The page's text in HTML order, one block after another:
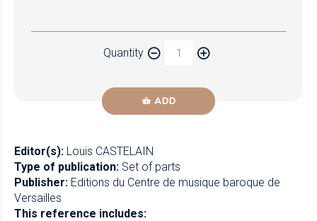
Quantity
ADD
Editor(s): Louis CASTELAIN
Type of publication: Set of parts
Publisher: Editions du Centre de musique baroque de
Versailles
This reference includes: